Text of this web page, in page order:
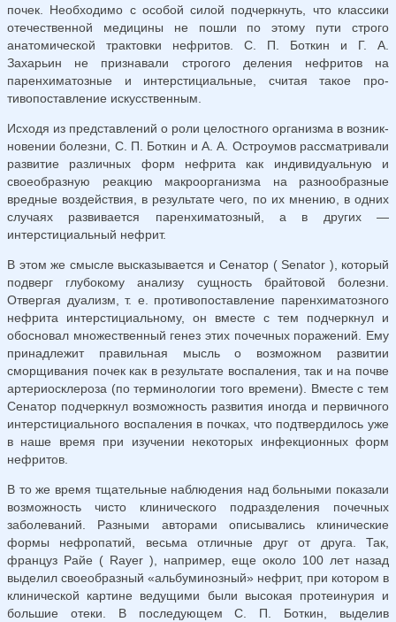
почек. Необходимо с особой силой подчеркнуть, что классики
отечественной медицины не пошли по этому пути строго
анатомической трактовки нефритов. С. П. Боткин и Г. А.
Захарьин не признавали строгого деления нефритов на
паренхиматозные и интерстициальные, считая такое про­
тивопоставление искусственным.
Исходя из представлений о роли целостного организма в возник­
новении болезни, С. П. Боткин и А. А. Остроумов рассматривали
развитие различных форм нефрита как индивидуальную и
своеобразную реакцию макроорганизма на разнообразные
вредные воздействия, в ре­зультате чего, по их мнению, в одних
случаях развивается паренхима­тозный, а в других —
интерстициальный нефрит.
В этом же смысле высказывается и Сенатор ( Senator ), который
под­верг глубокому анализу сущность брайтовой болезни.
Отвергая дуализм, т. е. противопоставление паренхиматозного
нефрита интерстициальному, он вместе с тем подчеркнул и
обосновал множественный генез этих почечных поражений. Ему
принадлежит правильная мысль о возможном развитии
сморщивания почек как в результате воспаления, так и на почве
артериосклероза (по терминологии того времени). Вместе с тем
Сенатор подчеркнул возможность развития иногда и первичного
интерстициального воспаления в почках, что подтвердилось уже
в наше время при изучении некоторых инфекционных форм
нефритов.
В то же время тщательные наблюдения над больными показали
возможность чисто клинического подразделения почечных
заболеваний. Разными авторами описывались клинические
формы нефропатий, весьма отличные друг от друга. Так,
француз Райе ( Rayer ), например, еще около 100 лет назад
выделил своеобразный «альбуминозный» нефрит, при котором в
клинической картине ведущими были высокая протеинурия и
большие отеки. В последующем С. П. Боткин, выделив